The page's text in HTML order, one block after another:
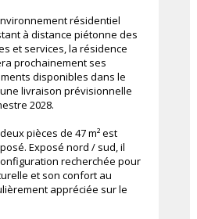
résidentiel
à distance piétonne des
et services, la résidence
prochainement ses
disponibles dans le
livraison prévisionnelle
2028.
pièces de 47 m² est
Exposé nord / sud, il
recherchée pour
et son confort au
appréciée sur le